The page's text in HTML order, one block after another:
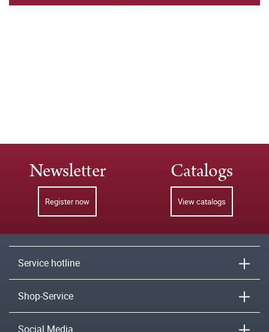
Newsletter
Register now
Catalogs
View catalogs
Service hotline
Shop-Service
Social Media